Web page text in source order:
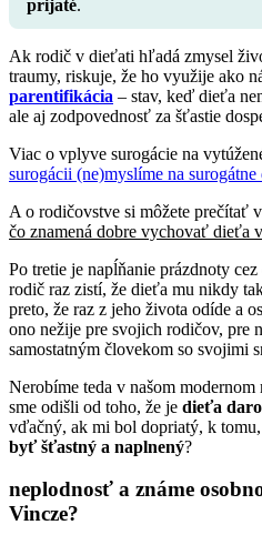
prijaté.
Ak rodič v dieťati hľadá zmysel
traumy, riskuje, že ho využije ako
parentifikácia – stav, keď dieťa
ale aj zodpovednosť za šťastie
Viac o vplyve surogácie na
surogácii (ne)myslíme na surogátne
A o rodičovstve si môžete prečítať
čo znamená dobre vychovať dieťa
Po tretie je napĺňanie prázdnoty
rodič raz zistí, že dieťa mu nikdy
preto, že raz z jeho života odíde a
ono nežije pre svojich rodičov, pre
samostatným človekom so svojimi
Nerobíme teda v našom
sme odišli od toho, že je dieťa
vďačný, ak mi bol dopriatý, k
byť šťastný a naplnený?
neplodnosť a známe
Vincze?